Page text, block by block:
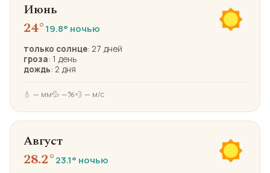
Июнь
24°19.8° ночью
только солнце: 27 дней
гроза: 1 день
дождь: 2 дня
💧 — мм💦 —%💨 — м/с
Август
28.2°23.1° ночью